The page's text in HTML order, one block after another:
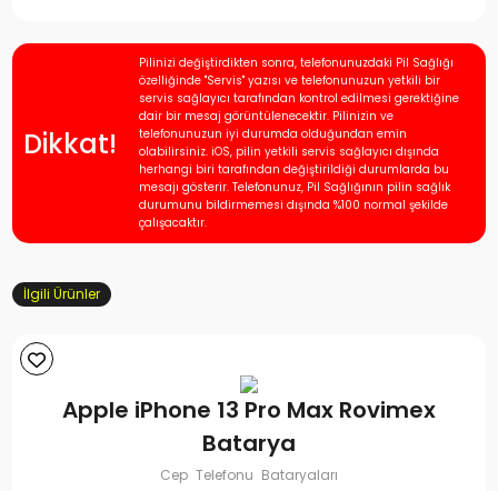
Dikkat!
Pilinizi değiştirdikten sonra, telefonunuzdaki Pil Sağlığı
özelliğinde "Servis" yazısı ve telefonunuzun yetkili bir
servis sağlayıcı tarafından kontrol edilmesi gerektiğine
dair bir mesaj görüntülenecektir. Pilinizin ve
telefonunuzun iyi durumda olduğundan emin
olabilirsiniz. iOS, pilin yetkili servis sağlayıcı dışında
herhangi biri tarafından değiştirildiği durumlarda bu
mesajı gösterir. Telefonunuz, Pil Sağlığının pilin sağlık
durumunu bildirmemesi dışında %100 normal şekilde
çalışacaktır.
İlgili Ürünler
Apple iPhone 13 Pro Max Rovimex
Batarya
Cep Telefonu Bataryaları